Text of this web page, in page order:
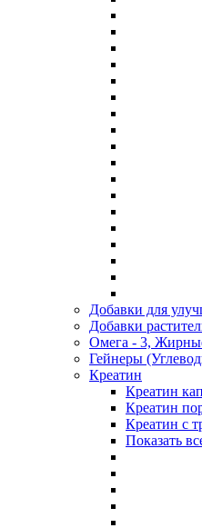
Добавки для
Добавки
Омега - 3,
Гейнеры
Креатин
Креатин
Креатин
Креатин с
Показать